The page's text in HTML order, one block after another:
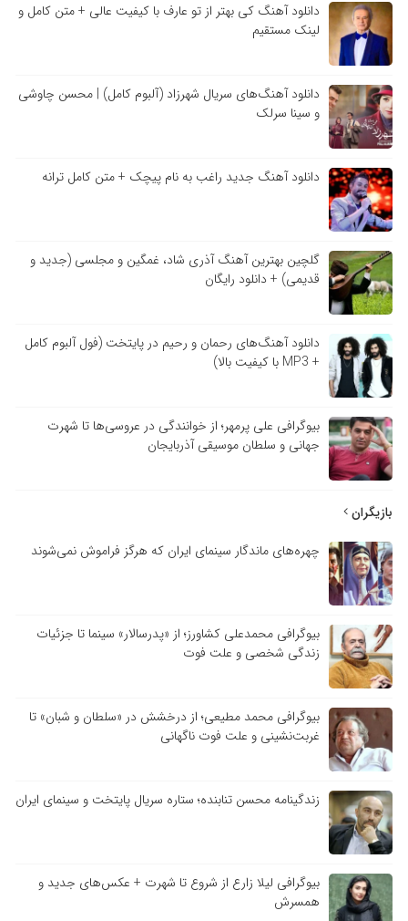
دانلود آهنگ کی بهتر از تو عارف با کیفیت عالی + متن کامل و
لینک مستقیم
دانلود آهنگ‌های سریال شهرزاد (آلبوم کامل) | محسن چاوشی
و سینا سرلک
دانلود آهنگ جدید راغب به نام پیچک + متن کامل ترانه
گلچین بهترین آهنگ آذری شاد، غمگین و مجلسی (جدید و
قدیمی) + دانلود رایگان
دانلود آهنگ‌های رحمان و رحیم در پایتخت (فول آلبوم کامل
+ MP3 با کیفیت بالا)
بیوگرافی علی پرمهر؛ از خوانندگی در عروسی‌ها تا شهرت
جهانی و سلطان موسیقی آذربایجان
بازیگران
چهره‌های ماندگار سینمای ایران که هرگز فراموش نمی‌شوند
بیوگرافی محمدعلی کشاورز؛ از «پدرسالار» سینما تا جزئیات
زندگی شخصی و علت فوت
بیوگرافی محمد مطیعی؛ از درخشش در «سلطان و شبان» تا
غربت‌نشینی و علت فوت ناگهانی
زندگینامه محسن تنابنده؛ ستاره سریال پایتخت و سینمای ایران
بیوگرافی لیلا زارع از شروع تا شهرت + عکس‌های جدید و
همسرش